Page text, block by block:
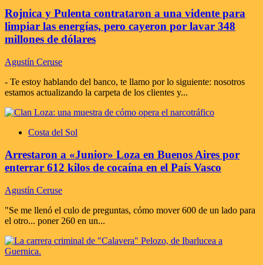
Rojnica y Pulenta contrataron a una vidente para
limpiar las energías, pero cayeron por lavar 348
millones de dólares
Agustín Ceruse
- Te estoy hablando del banco, te llamo por lo siguiente: nosotros
estamos actualizando la carpeta de los clientes y...
Costa del Sol
Arrestaron a «Junior» Loza en Buenos Aires por
enterrar 612 kilos de cocaína en el País Vasco
Agustín Ceruse
"Se me llenó el culo de preguntas, cómo mover 600 de un lado para
el otro... poner 260 en un...